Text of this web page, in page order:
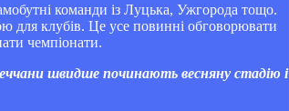
команди із Луцька, Ужгорода тощо.
для клубів. Це усе повинні обговорювати
чемпіонати.
швидше починають весняну стадію і